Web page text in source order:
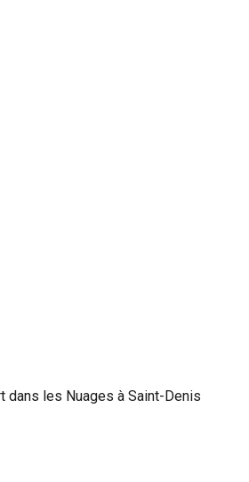
dans les Nuages à Saint-Denis